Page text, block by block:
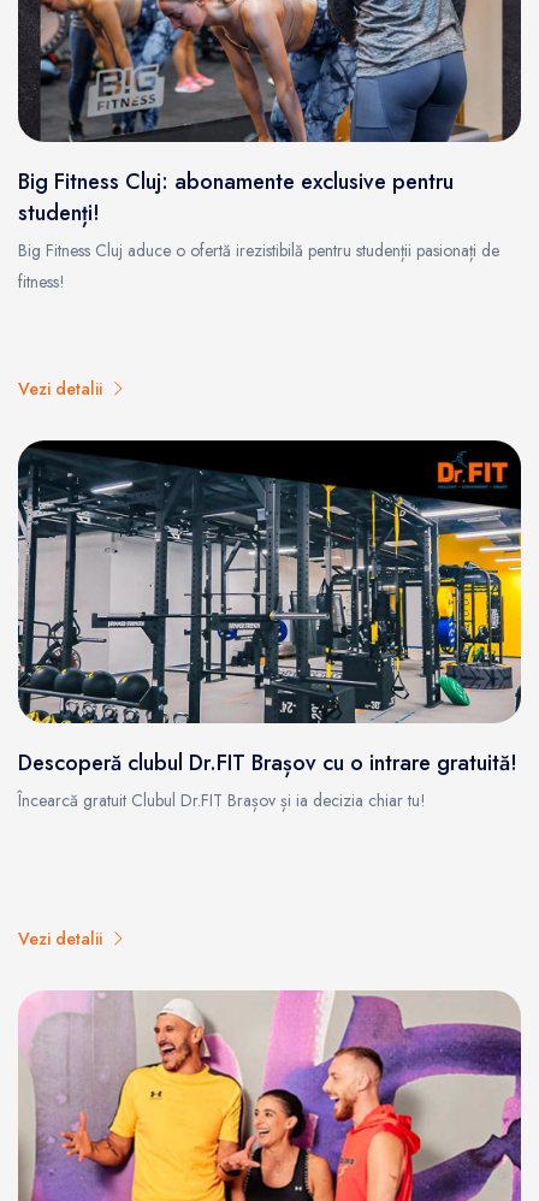
Big Fitness Cluj: abonamente exclusive pentru
studenți!
Big Fitness Cluj aduce o ofertă irezistibilă pentru studenții pasionați de
fitness!
Vezi detalii
Descoperă clubul Dr.FIT Brașov cu o intrare gratuită!
Încearcă gratuit Clubul Dr.FIT Brașov și ia decizia chiar tu!
Vezi detalii